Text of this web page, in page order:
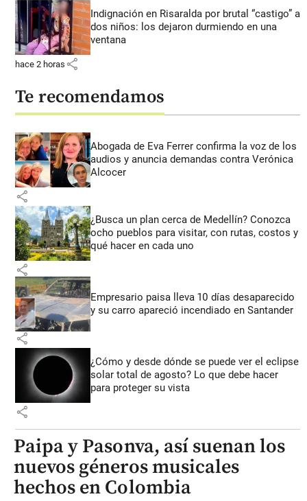
Indignación en Risaralda por brutal “castigo” a
dos niños: los dejaron durmiendo en una
ventana
hace 2 horas share
Te recomendamos
Abogada de Eva Ferrer confirma la voz de los
audios y anuncia demandas contra Verónica
Alcocer
share
¿Busca un plan cerca de Medellín? Conozca
ocho pueblos para visitar, con rutas, costos y
qué hacer en cada uno
share
Empresario paisa lleva 10 días desaparecido
y su carro apareció incendiado en Santander
share
¿Cómo y desde dónde se puede ver el eclipse
solar total de agosto? Lo que debe hacer
para proteger su vista
share
Paipa y Pasonva, así suenan los
nuevos géneros musicales
hechos en Colombia